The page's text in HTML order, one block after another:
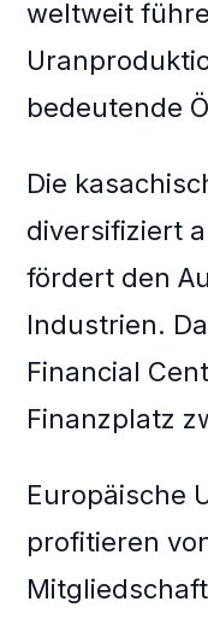
weltweit
bedeutende
Die
diversifiziert
fördert den
Industrien.
Financial
Finanzplatz
Europäische
profitieren